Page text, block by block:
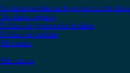
Información básica de protección de datos
Sus datos seguros
Política de protección de datos
Política de cookies
Mi cuenta
Mis cursos